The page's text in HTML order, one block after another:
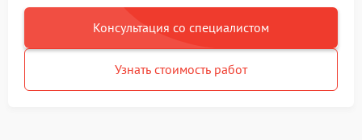
Консультация со специалистом
Узнать стоимость работ